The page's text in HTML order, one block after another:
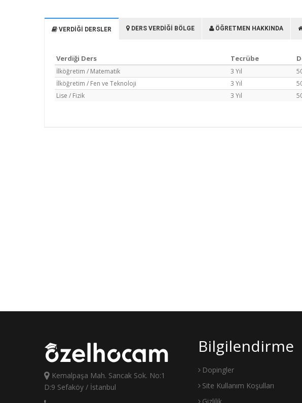
VERDIĞI DERSLER DERS VERDIĞI BÖLGE ÖĞRETMEN HAKKINDA
Verdiği Ders Tecrübe
İlköğretim / Matematik 3 Yıl
İlköğretim / Fen ve Teknoloji
3 Yıl
Lise / Fizik
3 Yıl
Kemalpaşa Mah. Sancak Sok. No:1
D:9 Sefaköy / İstanbul
Bilgilendirme
Dopingler
Site Kullanım Koşulları